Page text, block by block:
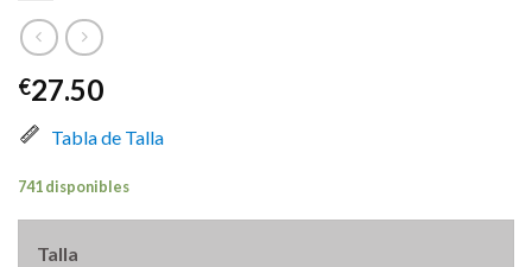
€27.50
Tabla de Talla
741 disponibles
Talla